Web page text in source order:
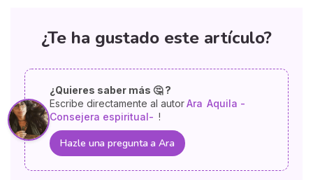
¿Te ha gustado este artículo?
¿Quieres saber más 🤔 ?
Escribe directamente al autorAra Aquila -
Consejera espiritual- !
Hazle una pregunta a Ara